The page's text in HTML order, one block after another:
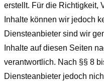
erstellt. Für die Richtigkeit,
Inhalte können wir jedoch
Diensteanbieter sind wir
Inhalte auf diesen Seiten
verantwortlich. Nach §§ 8
Diensteanbieter jedoch